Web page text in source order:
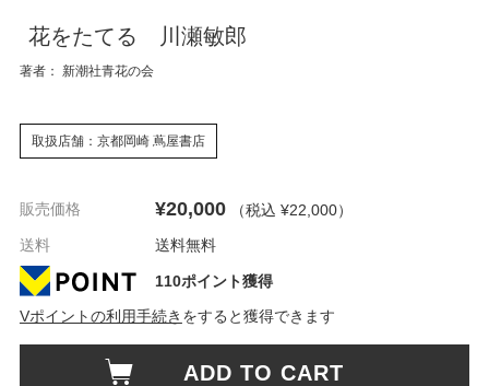
花をたてる 川瀬敏郎
著者： 新潮社青花の会
取扱店舗：京都岡崎 蔦屋書店
販売価格 ¥20,000 （税込 ¥22,000）
送料
送料無料
110ポイント獲得
Vポイントの利用手続き をすると獲得できます
ADD TO CART